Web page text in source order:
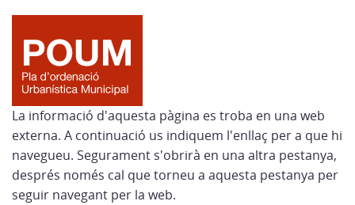
La informació d'aquesta pàgina es troba en una web
externa. A continuació us indiquem l'enllaç per a que hi
navegueu. Segurament s'obrirà en una altra pestanya,
després només cal que torneu a aquesta pestanya per
seguir navegant per la web.